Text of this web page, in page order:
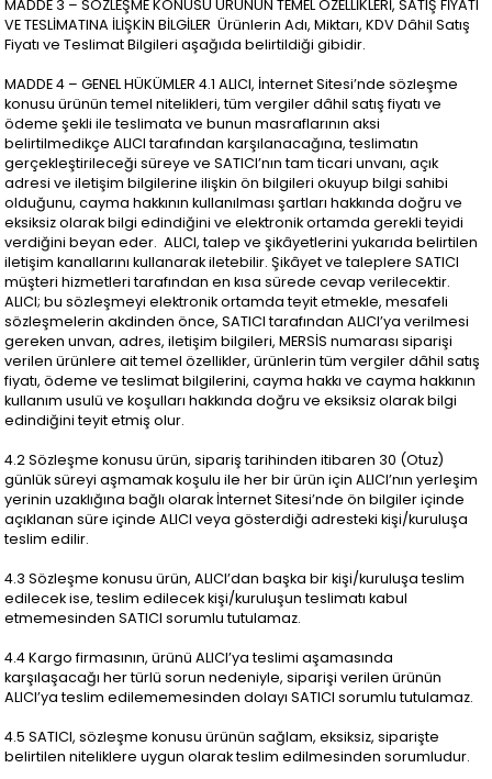
MADDE 3 – SÖZLEŞME KONUSU ÜRÜNÜN TEMEL ÖZELLİKLERİ, SATIŞ FİYATI
VE TESLİMATINA İLİŞKİN BİLGİLER Ürünlerin Adı, Miktarı, KDV Dâhil Satış
Fiyatı ve Teslimat Bilgileri aşağıda belirtildiği gibidir.
MADDE 4 – GENEL HÜKÜMLER 4.1 ALICI, İnternet Sitesi’nde sözleşme
konusu ürünün temel nitelikleri, tüm vergiler dâhil satış fiyatı ve
ödeme şekli ile teslimata ve bunun masraflarının aksi
belirtilmedikçe ALICI tarafından karşılanacağına, teslimatın
gerçekleştirileceği süreye ve SATICI’nın tam ticari unvanı, açık
adresi ve iletişim bilgilerine ilişkin ön bilgileri okuyup bilgi sahibi
olduğunu, cayma hakkının kullanılması şartları hakkında doğru ve
eksiksiz olarak bilgi edindiğini ve elektronik ortamda gerekli teyidi
verdiğini beyan eder. ALICI, talep ve şikâyetlerini yukarıda belirtilen
iletişim kanallarını kullanarak iletebilir. Şikâyet ve taleplere SATICI
müşteri hizmetleri tarafından en kısa sürede cevap verilecektir.
ALICI; bu sözleşmeyi elektronik ortamda teyit etmekle, mesafeli
sözleşmelerin akdinden önce, SATICI tarafından ALICI’ya verilmesi
gereken unvan, adres, iletişim bilgileri, MERSİS numarası siparişi
verilen ürünlere ait temel özellikler, ürünlerin tüm vergiler dâhil satış
fiyatı, ödeme ve teslimat bilgilerini, cayma hakkı ve cayma hakkının
kullanım usulü ve koşulları hakkında doğru ve eksiksiz olarak bilgi
edindiğini teyit etmiş olur.
4.2 Sözleşme konusu ürün, sipariş tarihinden itibaren 30 (Otuz)
günlük süreyi aşmamak koşulu ile her bir ürün için ALICI’nın yerleşim
yerinin uzaklığına bağlı olarak İnternet Sitesi’nde ön bilgiler içinde
açıklanan süre içinde ALICI veya gösterdiği adresteki kişi/kuruluşa
teslim edilir.
4.3 Sözleşme konusu ürün, ALICI’dan başka bir kişi/kuruluşa teslim
edilecek ise, teslim edilecek kişi/kuruluşun teslimatı kabul
etmemesinden SATICI sorumlu tutulamaz.
4.4 Kargo firmasının, ürünü ALICI’ya teslimi aşamasında
karşılaşacağı her türlü sorun nedeniyle, siparişi verilen ürünün
ALICI’ya teslim edilememesinden dolayı SATICI sorumlu tutulamaz.
4.5 SATICI, sözleşme konusu ürünün sağlam, eksiksiz, siparişte
belirtilen niteliklere uygun olarak teslim edilmesinden sorumludur.